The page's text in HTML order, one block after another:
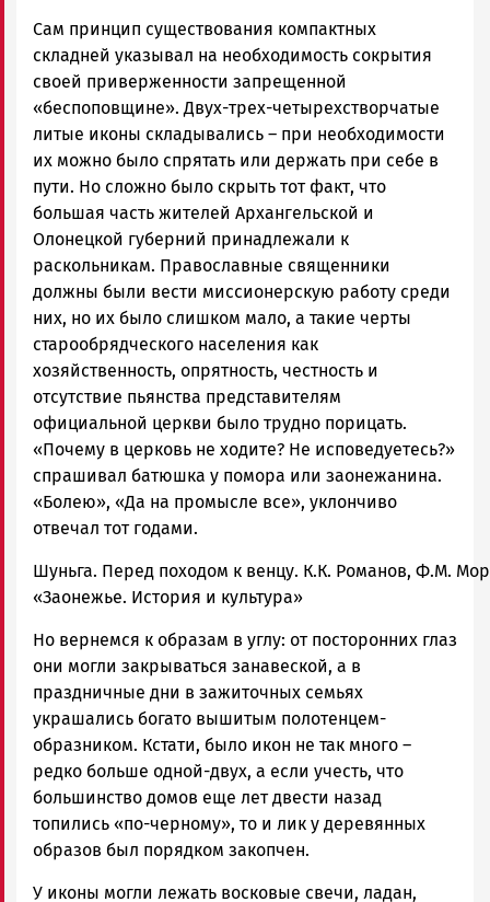
Сам принцип существования компактных
складней указывал на необходимость сокрытия
своей приверженности запрещенной
«беспоповщине». Двух-трех-четырехстворчатые
литые иконы складывались – при необходимости
их можно было спрятать или держать при себе в
пути. Но сложно было скрыть тот факт, что
большая часть жителей Архангельской и
Олонецкой губерний принадлежали к
раскольникам. Православные священники
должны были вести миссионерскую работу среди
них, но их было слишком мало, а такие черты
старообрядческого населения как
хозяйственность, опрятность, честность и
отсутствие пьянства представителям
официальной церкви было трудно порицать.
«Почему в церковь не ходите? Не исповедуетесь?»
спрашивал батюшка у помора или заонежанина.
«Болею», «Да на промысле все», уклончиво
отвечал тот годами.
Шуньга. Перед походом к венцу. К.К. Романов, Ф.М.
«Заонежье. История и культура»
Но вернемся к образам в углу: от посторонних глаз
они могли закрываться занавеской, а в
праздничные дни в зажиточных семьях
украшались богато вышитым полотенцем-
образником. Кстати, было икон не так много –
редко больше одной-двух, а если учесть, что
большинство домов еще лет двести назад
топились «по-черному», то и лик у деревянных
образов был порядком закопчен.
У иконы могли лежать восковые свечи, ладан,